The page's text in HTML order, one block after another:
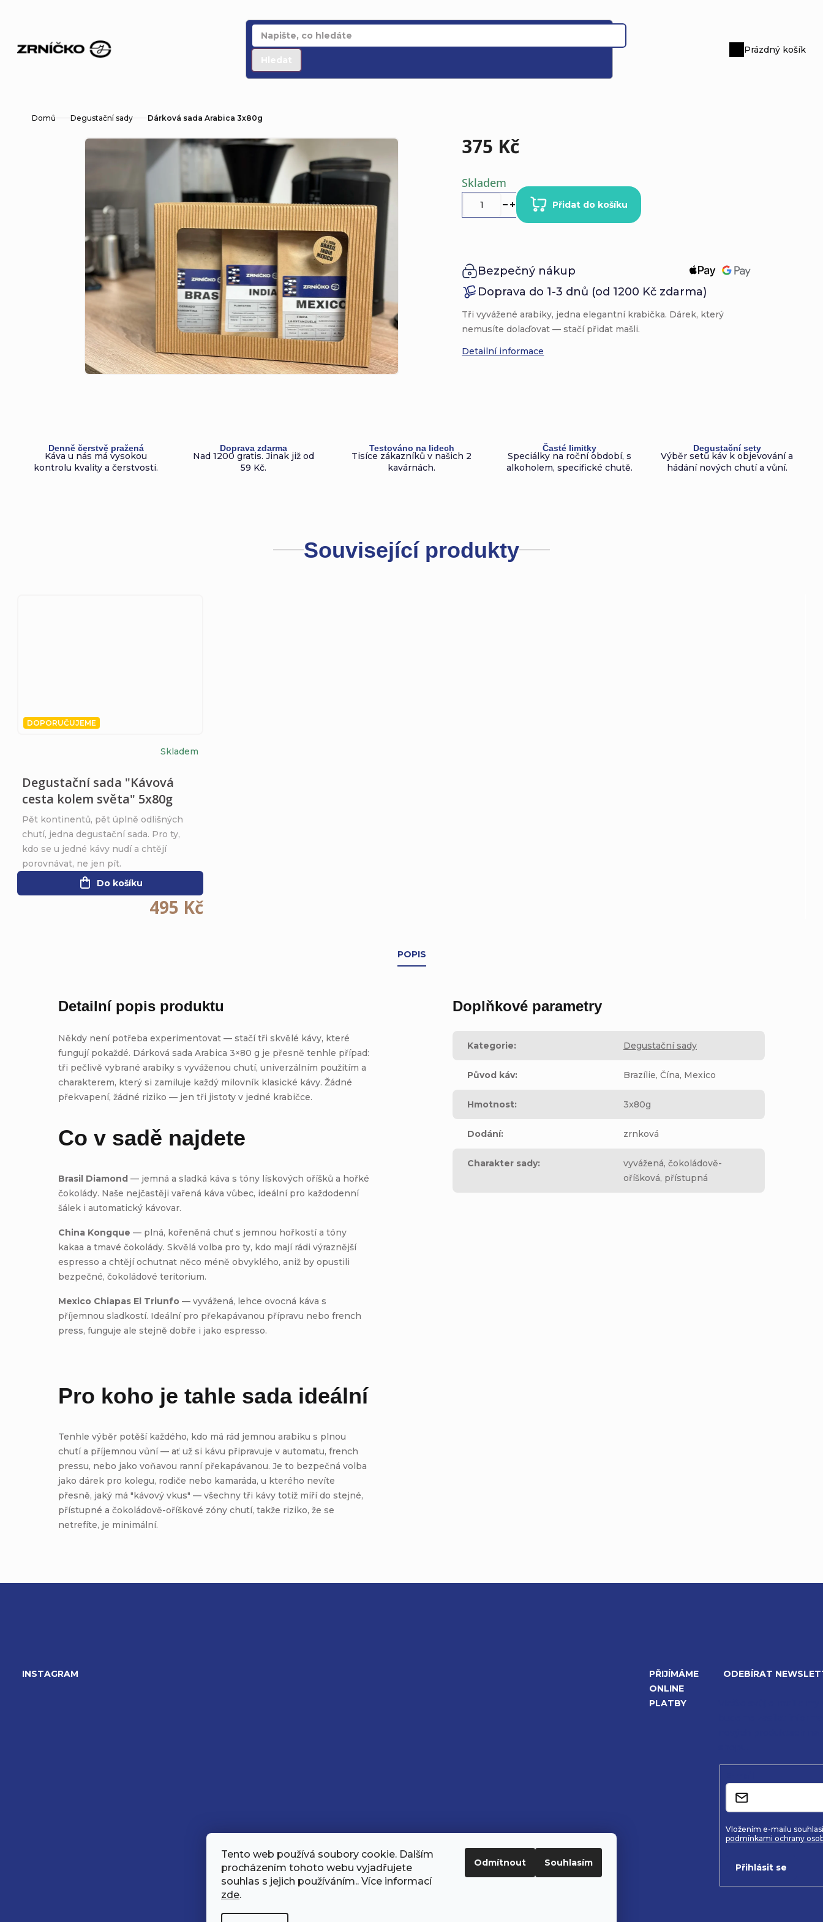
Tento web používá soubory cookie. Dalším
procházením tohoto webu vyjadřujete
souhlas s jejich používáním.. Více informací
zde.
Odmítnout Souhlasím
Hledat
Nákupní
Prázdný košík
Domů Degustační sady Dárková sada Arabica 3x80g
375 Kč
cena:
Skladem
Přidat do košíku
Tři vyvážené arabiky, jedna elegantní krabička. Dárek, který
nemusíte dolaďovat — stačí přidat mašli.
Detailní informace
Bezpečný nákup
Doprava do 1-3 dnů (od 1200 Kč zdarma)
Denně čerstvě pražená
Káva u nás má vysokou
kontrolu kvality a čerstvosti.
Doprava zdarma
Nad 1200 gratis. Jinak již od
59 Kč.
Testováno na lidech
Tisíce zákazníků v našich 2
kavárnách.
Časté limitky
Speciálky na roční období, s
alkoholem, specifické chutě.
Degustační sety
Výběr setů káv k objevování a
hádání nových chutí a vůní.
Související produkty
DOPORUČUJEME
Degustační sada "Kávová
cesta kolem světa" 5x80g
Skladem
495 Kč
Do košíku
Pět kontinentů, pět úplně odlišných
chutí, jedna degustační sada. Pro ty,
kdo se u jedné kávy nudí a chtějí
porovnávat, ne jen pít.
POPIS
Detailní popis produktu
Někdy není potřeba experimentovat — stačí tři skvělé kávy, které
fungují pokaždé. Dárková sada Arabica 3×80 g je přesně tenhle případ:
tři pečlivě vybrané arabiky s vyváženou chutí, univerzálním použitím a
charakterem, který si zamiluje každý milovník klasické kávy. Žádné
překvapení, žádné riziko — jen tři jistoty v jedné krabičce.
Co v sadě najdete
Brasil Diamond — jemná a sladká káva s tóny lískových oříšků a hořké
čokolády. Naše nejčastěji vařená káva vůbec, ideální pro každodenní
šálek i automatický kávovar.
China Kongque — plná, kořeněná chuť s jemnou hořkostí a tóny
kakaa a tmavé čokolády. Skvělá volba pro ty, kdo mají rádi výraznější
espresso a chtějí ochutnat něco méně obvyklého, aniž by opustili
bezpečné, čokoládové teritorium.
Mexico Chiapas El Triunfo — vyvážená, lehce ovocná káva s
příjemnou sladkostí. Ideální pro překapávanou přípravu nebo french
press, funguje ale stejně dobře i jako espresso.
Pro koho je tahle sada ideální
Tenhle výběr potěší každého, kdo má rád jemnou arabiku s plnou
chutí a příjemnou vůní — ať už si kávu připravuje v automatu, french
pressu, nebo jako voňavou ranní překapávanou. Je to bezpečná volba
jako dárek pro kolegu, rodiče nebo kamaráda, u kterého nevíte
přesně, jaký má "kávový vkus" — všechny tři kávy totiž míří do stejné,
přístupné a čokoládově-oříškové zóny chutí, takže riziko, že se
netrefíte, je minimální.
Doplňkové parametry
Kategorie: Degustační sady
Původ káv: Brazílie, Čína, Mexico
Hmotnost: 3x80g
Dodání: zrnková
Charakter sady:
vyvážená, čokoládově-
oříšková, přístupná
INSTAGRAM
PŘIJÍMÁME
ONLINE
PLATBY
ODEBÍRAT
Vložením e-mailu
podmínkami ochrany
Přihlásit se